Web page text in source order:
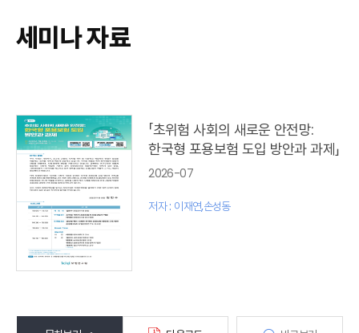
세미나 포토
세미나 자료
「초위험 사회의 새로운 안전망:
한국형 포용보험 도입 방안과 과제」
2026-07
저자 : 이재연,손성동